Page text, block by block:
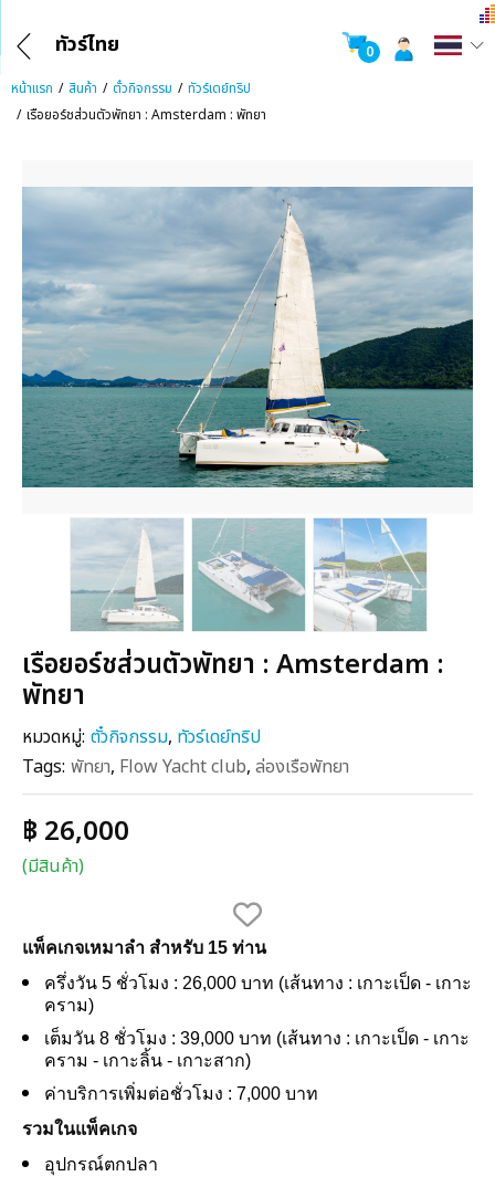
ทัวร์ไทย
0
หน้าแรก
สินค้า ตั๋วกิจกรรม
ทัวร์เดย์ทริป
เรือยอร์ชส่วนตัวพัทยา : Amsterdam : พัทยา
เรือยอร์ชส่วนตัวพัทยา : Amsterdam :
พัทยา
หมวดหมู่: ตั๋วกิจกรรม, ทัวร์เดย์ทริป
Tags: พัทยา, Flow Yacht club, ล่องเรือพัทยา
฿ 26,000
(มีสินค้า)
แพ็คเกจเหมาลำ สำหรับ 15 ท่าน
ครึ่งวัน 5 ชั่วโมง : 26,000 บาท (เส้นทาง : เกาะเป็ด - เกาะ
คราม)
เต็มวัน 8 ชั่วโมง : 39,000 บาท (เส้นทาง : เกาะเป็ด - เกาะ
คราม - เกาะลิ้น - เกาะสาก)
ค่าบริการเพิ่มต่อชั่วโมง : 7,000 บาท
รวมในแพ็คเกจ
อุปกรณ์ตกปลา